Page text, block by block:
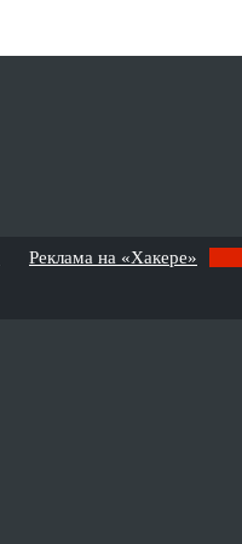
Реклама на «Хакере»